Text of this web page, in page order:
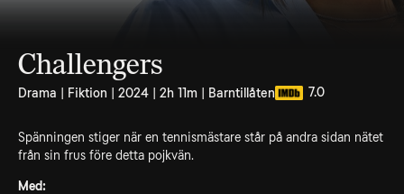
Challengers
Drama | Fiktion | 2024 | 2h 11m | Barntillåten 7.0
Spänningen stiger när en tennismästare står på andra sidan nätet
från sin frus före detta pojkvän.
Med: